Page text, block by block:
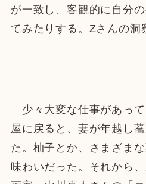
が一致し、客観的に自分
てみたりする。Zさんの洞
少々大変な仕事があっ
屋に戻ると、妻が年越し
た。柚子とか、さまざま
味わいだった。それから